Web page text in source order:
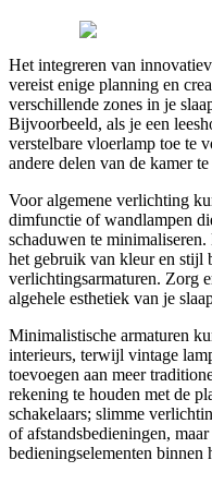
Het integreren van
vereist enige planning en
verschillende zones in je
Bijvoorbeeld, als je een
verstelbare vloerlamp toe te
andere delen van de kamer
Voor algemene verlichting
dimfunctie of wandlampen
schaduwen te
het gebruik van kleur en stijl
verlichtingsarmaturen. Zorg
algehele esthetiek van je
Minimalistische armaturen
interieurs, terwijl vintage
toevoegen aan meer
rekening te houden met de
schakelaars; slimme
of afstandsbedieningen,
bedieningselementen binnen